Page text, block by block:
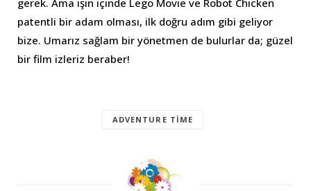
gerek. Ama işin içinde Lego Movie ve Robot Chicken
patentli bir adam olması, ilk doğru adım gibi geliyor
bize. Umarız sağlam bir yönetmen de bulurlar da; güzel
bir film izleriz beraber!
ADVENTURE TIME